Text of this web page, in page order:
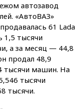
автозавод
«АвтоВАЗ»
61 Lada
1,5 тысячи
а за месяц — 44,8
продал 48,9
тысячи машин. На
тысячи
тысячи.